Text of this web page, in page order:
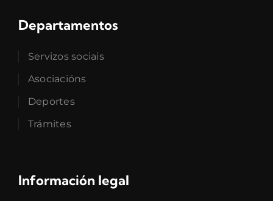
Departamentos
Servizos sociais
Asociacións
Deportes
Trámites
Información legal